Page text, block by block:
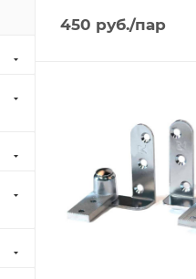
450 руб./пар